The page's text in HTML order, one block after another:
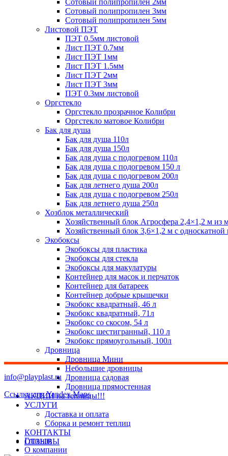
Сотовый полипропилен 2мм
Сотовый полипропилен 3мм
Сотовый полипропилен 5мм
Листовой ПЭТ
ПЭТ 0.5мм листовой
Лист ПЭТ 0.7мм
Лист ПЭТ 1мм
Лист ПЭТ 1.5мм
Лист ПЭТ 2мм
Лист ПЭТ 3мм
ПЭТ 0.3мм листовой
Оргстекло
Оргстекло прозрачное Колибри
Оргстекло матовое Колибри
Бак для душа
Бак для душа 110л
Бак для душа 150л
Бак для душа с подогревом 110л
Бак для душа с подогревом 150 л
Бак для душа с подогревом 200л
Бак для летнего душа 200л
Бак для душа с подогревом 250л
Бак для летнего душа 250л
Хозблок металлический
Хозяйственный блок Агросфера 2,4×1,2 м из
Хозяйственный блок 3,6×1,2 м с
Экобоксы
Экобоксы для пластика
Экобоксы для стекла
Экобоксы для макулатуры
Контейнер для масок и перчаток
Контейнер для батареек
Контейнер добрые крышечки
Экобокс квадратный, 46 л
Экобокс квадратный, 71л
Экобокс со скосом, 54 л
Экобокс шестигранный, 110 л
Экобокс прямоугольный, 100л
Дровница
Дровница Мини
Небольшие дровницы
Дровница садовая
Дровница прямостенная
АКЦИИ на теплицы!!!
УСЛУГИ
Доставка и оплата
Сборка и ремонт теплиц
КОНТАКТЫ
ОТЗЫВЫ
info@playplast.ru
Ссылка для Yandex Maps
Главная
О компании